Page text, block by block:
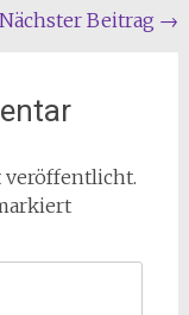
Nächster Beitrag →
veröffentlicht.